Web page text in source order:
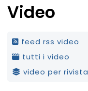
Video
feed rss video
tutti i video
video per rivista